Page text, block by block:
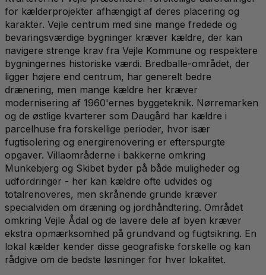
for kælderprojekter afhængigt af deres placering og
karakter. Vejle centrum med sine mange fredede og
bevaringsværdige bygninger kræver kældre, der kan
navigere strenge krav fra Vejle Kommune og respektere
bygningernes historiske værdi. Bredballe-området, der
ligger højere end centrum, har generelt bedre
drænering, men mange kældre her kræver
modernisering af 1960'ernes byggeteknik. Nørremarken
og de østlige kvarterer som Daugård har kældre i
parcelhuse fra forskellige perioder, hvor især
fugtisolering og energirenovering er efterspurgte
opgaver. Villaområderne i bakkerne omkring
Munkebjerg og Skibet byder på både muligheder og
udfordringer - her kan kældre ofte udvides og
totalrenoveres, men skrånende grunde kræver
specialviden om dræning og jordhåndtering. Området
omkring Vejle Ådal og de lavere dele af byen kræver
ekstra opmærksomhed på grundvand og fugtsikring. En
lokal kælder kender disse geografiske forskelle og kan
rådgive om de bedste løsninger for hver lokalitet.